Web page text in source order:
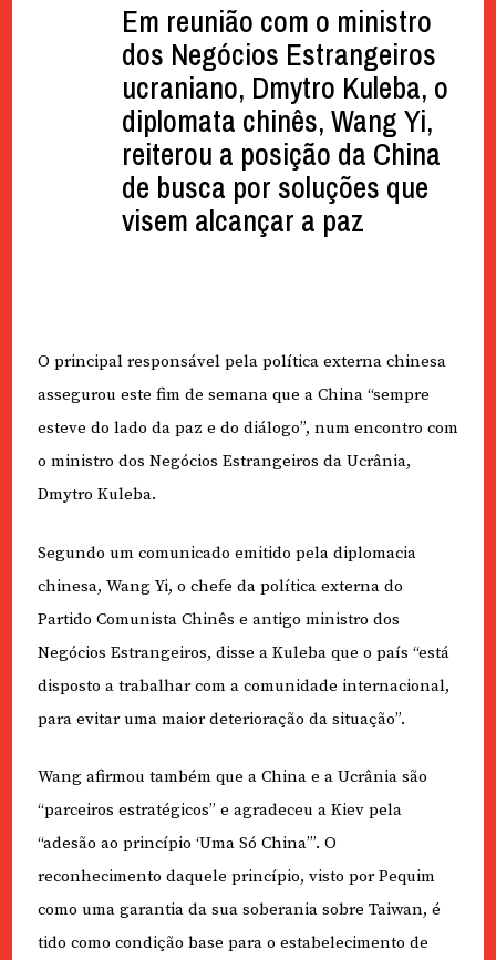
Em reunião com o ministro
dos Negócios Estrangeiros
ucraniano, Dmytro Kuleba, o
diplomata chinês, Wang Yi,
reiterou a posição da China
de busca por soluções que
visem alcançar a paz
O principal responsável pela política externa chinesa
assegurou este fim de semana que a China “sempre
esteve do lado da paz e do diálogo”, num encontro com
o ministro dos Negócios Estrangeiros da Ucrânia,
Dmytro Kuleba.
Segundo um comunicado emitido pela diplomacia
chinesa, Wang Yi, o chefe da política externa do
Partido Comunista Chinês e antigo ministro dos
Negócios Estrangeiros, disse a Kuleba que o país “está
disposto a trabalhar com a comunidade internacional,
para evitar uma maior deterioração da situação”.
Wang afirmou também que a China e a Ucrânia são
“parceiros estratégicos” e agradeceu a Kiev pela
“adesão ao princípio ‘Uma Só China’”. O
reconhecimento daquele princípio, visto por Pequim
como uma garantia da sua soberania sobre Taiwan, é
tido como condição base para o estabelecimento de